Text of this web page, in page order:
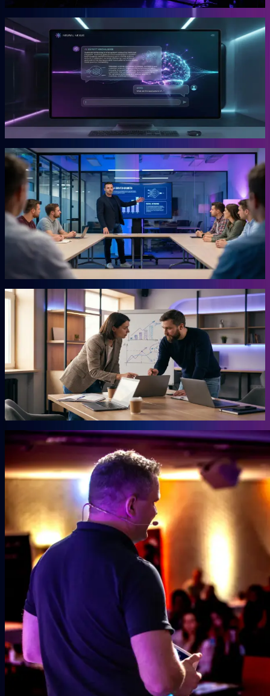
Gründer
Snipbird
Die KI-Plattform für Unternehmer.
Snipbird ist das Tool, das Benno für Unternehmer gebaut hat. Kein
Hype. Kein Basteln. Bewährte Marketing-Systeme mit KI-
Unterstützung, direkt einsetzbar.
Gründer
KI-Marketing-Studio
Marketing für den Mittelstand, ohne Agentur.
Für Unternehmer, die keine Zeit für Marketing haben und trotzdem
Ergebnisse wollen. Das Studio übernimmt die Arbeit, für die du
sonst eine externe Agentur beauftragen müsstest. Ohne
Agenturpreise, ohne endlose Abstimmungsschleifen.
Mehr erfahren →
Autor
AHEAD Buchserie
Das Playbook für deinen Vorsprung.
Marketing, KI, Lead-Generierung, Empfehlungen. Jedes Buch
beantwortet eine Frage: Wie baust du einen Teil deiner Growth
Engine? Co-geschrieben mit der Erfahrung aus 20 Jahren eigenem
Mehr erfahren →